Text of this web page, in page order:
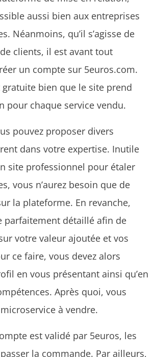
aussi bien aux entreprises
Néanmoins, qu’il s’agisse de
clients, il est avant tout
un compte sur 5euros.com.
gratuite bien que le site prend
pour chaque service vendu.
pouvez proposer divers
dans votre expertise. Inutile
site professionnel pour étaler
vous n’aurez besoin que de
la plateforme. En revanche,
parfaitement détaillé afin de
votre valeur ajoutée et vos
ce faire, vous devez alors
en vous présentant ainsi qu’en
Après quoi, vous
à vendre.
est validé par 5euros, les
la commande. Par ailleurs,